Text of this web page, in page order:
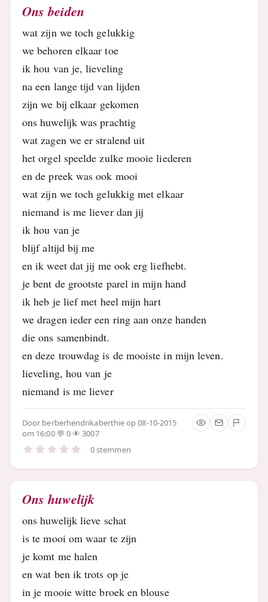
Ons beiden
wat zijn we toch gelukkig
we behoren elkaar toe
ik hou van je, lieveling
na een lange tijd van lijden
zijn we bij elkaar gekomen
ons huwelijk was prachtig
wat zagen we er stralend uit
het orgel speelde zulke mooie liederen
en de preek was ook mooi
wat zijn we toch gelukkig met elkaar
niemand is me liever dan jij
ik hou van je
blijf altijd bij me
en ik weet dat jij me ook erg liefhebt.
je bent de grootste parel in mijn hand
ik heb je lief met heel mijn hart
we dragen ieder een ring aan onze handen
die ons samenbindt.
en deze trouwdag is de mooiste in mijn leven.
lieveling, hou van je
niemand is me liever
Door berberhendrikaberthieop 08-10-2015
om 16:00
0
3007
0 stemmen
Ons huwelijk
ons huwelijk lieve schat
is te mooi om waar te zijn
je komt me halen
en wat ben ik trots op je
in je mooie witte broek en blouse